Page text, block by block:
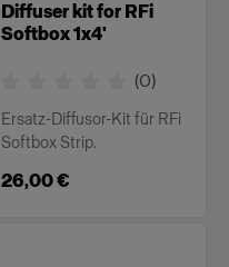
Diffuser kit for RFi
Softbox 1x4'
(0)
Ersatz-Diffusor-Kit für RFi
Softbox Strip.
26,00 €